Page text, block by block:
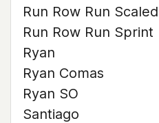
Run Row Run Scaled
Run Row Run Sprint
Ryan
Ryan Comas
Ryan SO
Santiago